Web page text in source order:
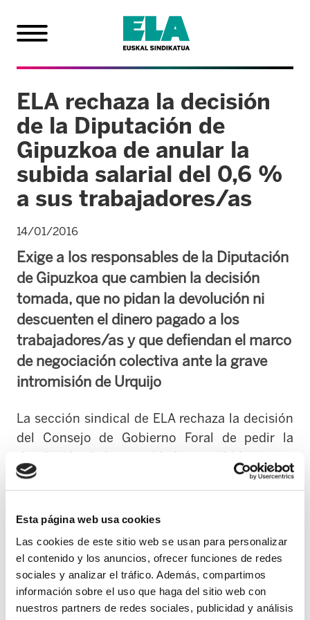
Esta página web usa cookies
Las cookies de este sitio web se usan para personalizar
el contenido y los anuncios, ofrecer funciones de redes
sociales y analizar el tráfico. Además, compartimos
información sobre el uso que haga del sitio web con
nuestros partners de redes sociales, publicidad y análisis
ELA rechaza la decisión
de la Diputación de
Gipuzkoa de anular la
subida salarial del 0,6 %
a sus trabajadores/as
14/01/2016
Exige a los responsables de la Diputación
de Gipuzkoa que cambien la decisión
tomada, que no pidan la devolución ni
descuenten el dinero pagado a los
trabajadores/as y que defiendan el marco
de negociación colectiva ante la grave
intromisión de Urquijo
La sección sindical de ELA rechaza la decisión
del Consejo de Gobierno Foral de pedir la
devolución de las cantidades percibidas como
consecuencia de la subida salarial realizada
trabajadores/as. Exige a los rectores de la DFG
que modifiquen su decisión, no pidan la
devolución ni descuenten el dinero pagado a
los trabajadores/as, defiendan el ámbito de
negociación y que estudien todas las medidas
posibles para no hacer efectiva la sentencia.